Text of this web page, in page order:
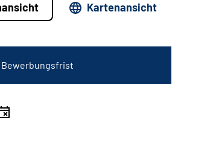
Kartenansicht
Bewerbungsfrist